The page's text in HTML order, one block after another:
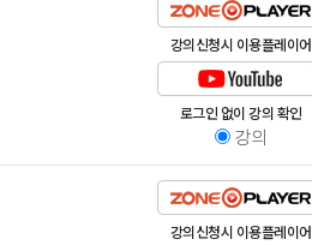
강의신청시 이용플레이어
로그인 없이 강의 확인
강의
강의신청시 이용플레이어